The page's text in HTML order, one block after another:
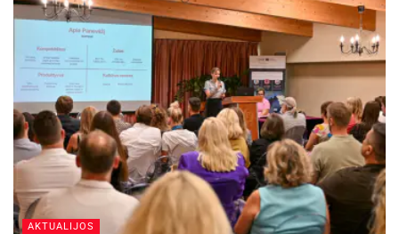
AKTUALIJOS